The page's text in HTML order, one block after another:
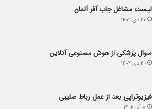
لیست مشاغل جاب آفر آلمان
۲۰ دی ۱۴۰۲
سوال پزشکی از هوش مصنوعی آنلاین
۲۰ دی ۱۴۰۲
فیزیوتراپی بعد از عمل رباط صلیبی
۸ آذر ۱۴۰۲